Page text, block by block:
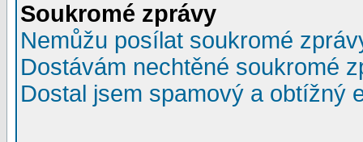
Soukromé zprávy
Nemůžu posílat soukromé
Dostávám nechtěné soukromé
Dostal jsem spamový a obtížný